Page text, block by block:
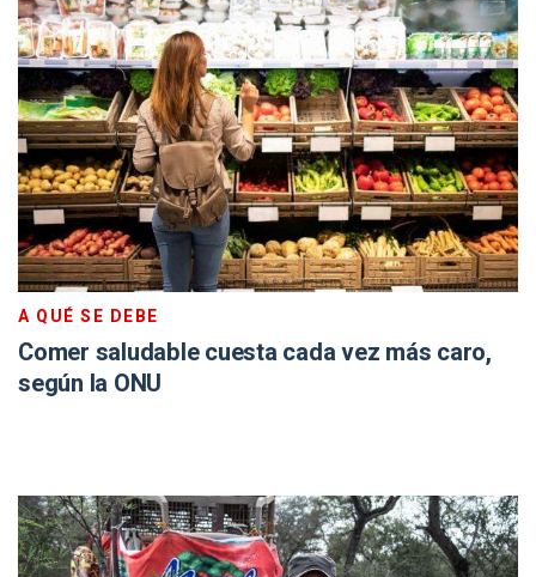
A QUÉ SE DEBE
Comer saludable cuesta cada vez más caro,
según la ONU